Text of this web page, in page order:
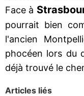
Face à
pourrait bien
l'ancien
phocéen lors du
déjà trouvé le
Articles liés